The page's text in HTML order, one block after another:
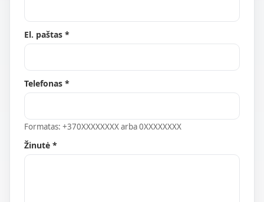
El. paštas *
Telefonas *
Formatas: +370XXXXXXXX arba 0XXXXXXXX
Žinutė *